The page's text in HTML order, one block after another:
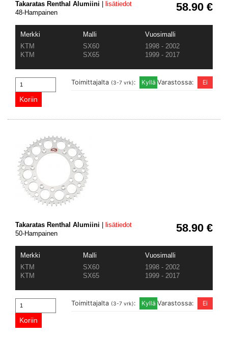
58.90 €
Takaratas Renthal Alumiini
lisätiedot
48-Hampainen
Merkki Malli
Vuosimalli
KTM
SX60
1998 - 2002
KTM
SX65 1999 - 2017
Varastossa:
Toimittajalta (3-7 vrk):
58.90 €
Takaratas Renthal Alumiini
lisätiedot
50-Hampainen
Merkki Malli
Vuosimalli
KTM
SX60
1998 - 2002
KTM
SX65 1999 - 2017
Varastossa:
Toimittajalta (3-7 vrk):